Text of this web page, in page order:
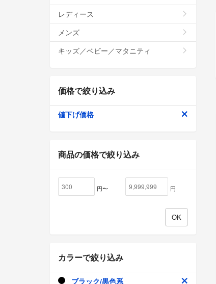
レディース
メンズ
キッズ／ベビー／マタニティ
価格で絞り込み
値下げ価格
商品の価格で絞り込み
円〜 円
カラーで絞り込み
ブラック/黒色系